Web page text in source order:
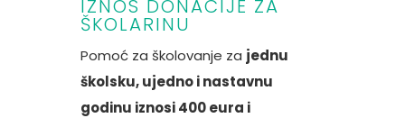
IZNOS DONACIJE ZA
ŠKOLARINU
Pomoć za školovanje za jednu
školsku, ujedno i nastavnu
godinu iznosi 400 eura i